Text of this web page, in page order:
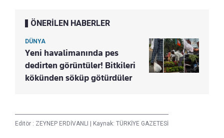
ÖNERİLEN HABERLER
DÜNYA
Yeni havalimanında pes
dedirten görüntüler! Bitkileri
kökünden söküp götürdüler
Editör : ZEYNEP ERDİVANLI Kaynak: TÜRKİYE GAZETESİ